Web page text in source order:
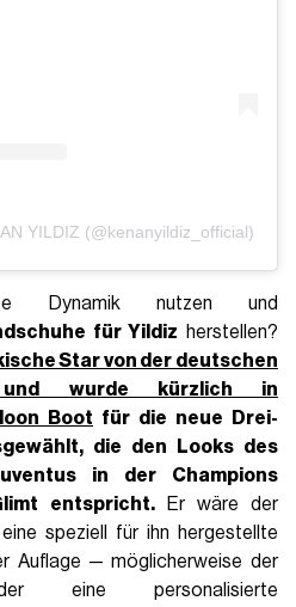
YILDIZ (@kenanyildiz_official)
Dynamik nutzen und
für Yildiz herstellen?
Star von der deutschen
und wurde kürzlich in
Boot für die neue Drei-
die den Looks des
in der Champions
entspricht.Er wäre der
speziell für ihn hergestellte
Auflage — möglicherweise der
eine personalisierte